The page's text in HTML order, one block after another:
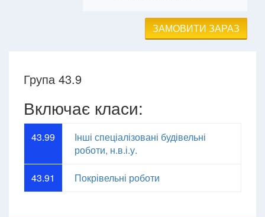
ЗАМОВИТИ ЗАРАЗ
Група 43.9
Включає класи:
43.99
Інші спеціалізовані будівельні
роботи, н.в.і.у.
43.91 Покрівельні роботи